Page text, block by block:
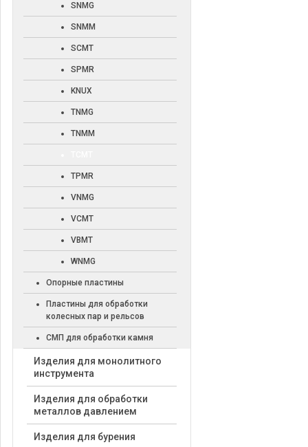
SNMG
SNMM
SCMT
SPMR
KNUX
TNMG
TNMM
TPMR
VNMG
VCMT
VBMT
WNMG
Опорные пластины
Пластины для обработки
колесных пар и рельсов
СМП для обработки камня
Изделия для монолитного
инструмента
Изделия для обработки
металлов давлением
Изделия для бурения